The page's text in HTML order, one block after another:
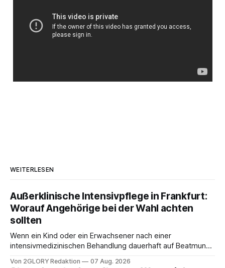
WEITERLESEN
Außerklinische Intensivpflege in Frankfurt:
Worauf Angehörige bei der Wahl achten
sollten
Wenn ein Kind oder ein Erwachsener nach einer
intensivmedizinischen Behandlung dauerhaft auf Beatmung
angewiesen ist, stellt sich für Familien eine schwierige
Von 2GLORY Redaktion 07 Aug. 2026